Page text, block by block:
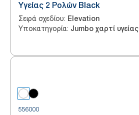
Υγείας 2 Ρολών Black
Σειρά σχεδίου: Elevation
Υποκατηγορία: Jumbo χαρτί υγείας
556000